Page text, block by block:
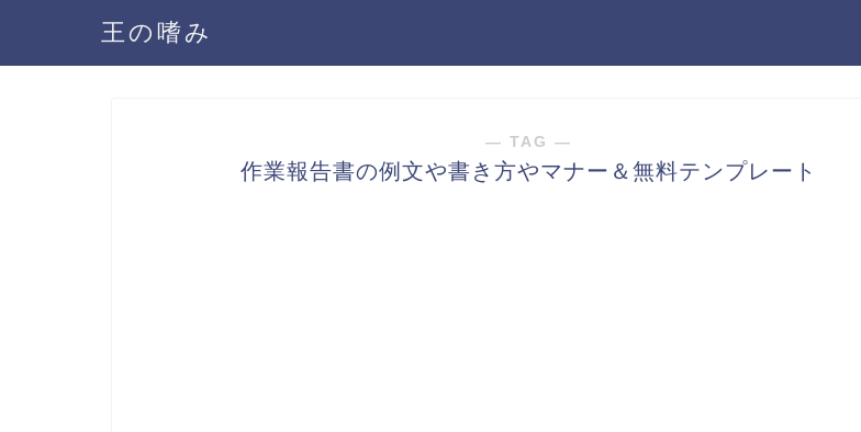
王の嗜み
― TAG ―
作業報告書の例文や書き方やマナー＆無料テンプレート